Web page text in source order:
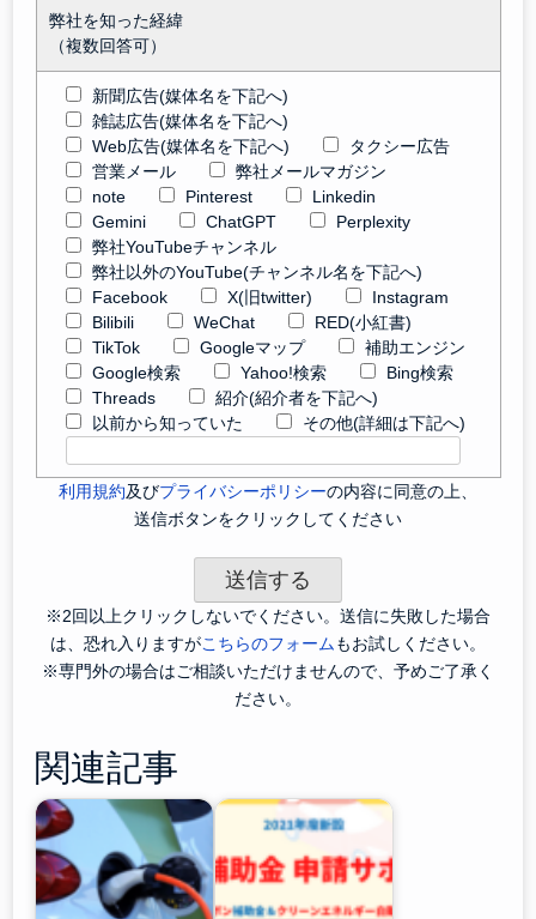
弊社を知った経緯
（複数回答可）
新聞広告(媒体名を下記へ)
雑誌広告(媒体名を下記へ)
Web広告(媒体名を下記へ)
タクシー広告
営業メール
弊社メールマガジン
note
Pinterest
Linkedin
Gemini
ChatGPT
Perplexity
弊社YouTubeチャンネル
弊社以外のYouTube(チャンネル名を下記へ)
Facebook
X(旧twitter)
Instagram
Bilibili
WeChat
RED(小紅書)
TikTok
Googleマップ
補助エンジン
Google検索
Yahoo!検索
Bing検索
Threads
紹介(紹介者を下記へ)
以前から知っていた
その他(詳細は下記へ)
利用規約及びプライバシーポリシーの内容に同意の上、
送信ボタンをクリックしてください
※2回以上クリックしないでください。送信に失敗した場合
は、恐れ入りますがこちらのフォームもお試しください。
※専門外の場合はご相談いただけませんので、予めご了承く
ださい。
関連記事